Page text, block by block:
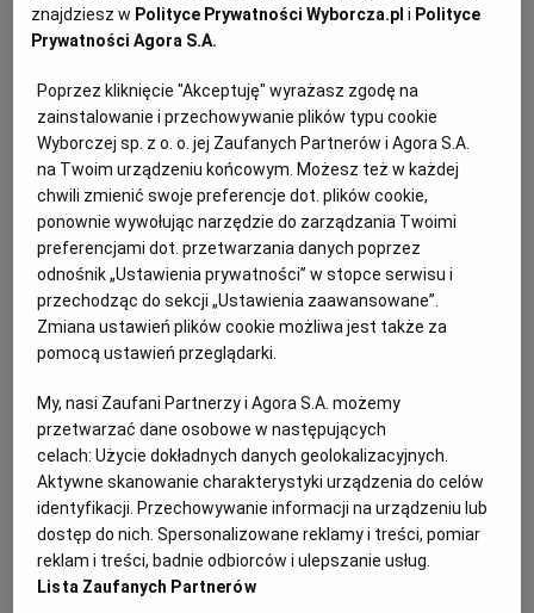
WARSZAWA
WROCŁAW
ZAKOPANE
ZIELONA GÓRA
nie zdawałam sobie z tego sprawy. Myślałam sobie, że
skoro mogę mieć te wszystkie smakołyki, to czemu
mam się ograniczać? Kupowałam bezmyślnie, tak jak –
niestety – robi to większość z nas. Przełom nastąpił
w momencie, gdy nieco bardziej profesjonalnie
zaczęłam się zajmować kuchnią – pisać bloga,
pracować nad przepisami. Im więcej gotowałam, tym
częściej musiałam planować. Dzięki temu nauczyłam
się, jak oszczędzać w kuchni, m.in. robić zakupy
dopiero wtedy, gdy w lodówce jest naprawdę pusto,
a wszystkie resztki trafiły na talerze. Wróciły też
wyrzuty sumienia i chęć zmiany podejścia do
konsumowania. Skoro chcę smacznie zjeść
i poświęcam czas na szukanie dobrych produktów oraz
przygotowanie z nich posiłku, to nie mam prawa
pozbywać się później czegoś, co jest tak wspaniałe.
Choćby to były resztki tej wspaniałości.
znajdziesz w Polityce Prywatności Wyborcza.pl i Polityce
Prywatności Agora S.A.
Poprzez kliknięcie "Akceptuję" wyrażasz zgodę na
zainstalowanie i przechowywanie plików typu cookie
Wyborczej sp. z o. o. jej Zaufanych Partnerów i Agora S.A.
na Twoim urządzeniu końcowym. Możesz też w każdej
chwili zmienić swoje preferencje dot. plików cookie,
ponownie wywołując narzędzie do zarządzania Twoimi
preferencjami dot. przetwarzania danych poprzez
odnośnik „Ustawienia prywatności” w stopce serwisu i
przechodząc do sekcji „Ustawienia zaawansowane”.
Zmiana ustawień plików cookie możliwa jest także za
pomocą ustawień przeglądarki.
My, nasi Zaufani Partnerzy i Agora S.A. możemy
przetwarzać dane osobowe w następujących
celach:Użycie dokładnych danych geolokalizacyjnych.
Aktywne skanowanie charakterystyki urządzenia do celów
identyfikacji. Przechowywanie informacji na urządzeniu lub
dostęp do nich. Spersonalizowane reklamy i treści, pomiar
reklam i treści, badnie odbiorców i ulepszanie usług.
Lista Zaufanych Partnerów